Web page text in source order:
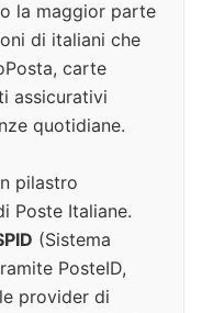
la maggior parte
di italiani che
carte
assicurativi
quotidiane.
pilastro
Poste Italiane.
(Sistema
PosteID,
provider di